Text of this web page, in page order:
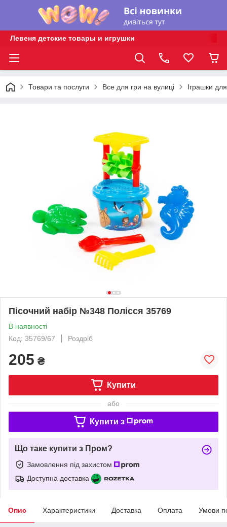
Левеня детские товары и игрушки
Товари та послуги Все для гри на вулиці Іграшки
Пісочний набір №348 Полісся 35769
В наявності
Код: 35769/67
Роздріб
205 ₴
Купити
або
Купити з
Що таке купити з Пром?
Замовлення під захистом
Доступна доставка
Опис Характеристики Доставка Оплата Умови